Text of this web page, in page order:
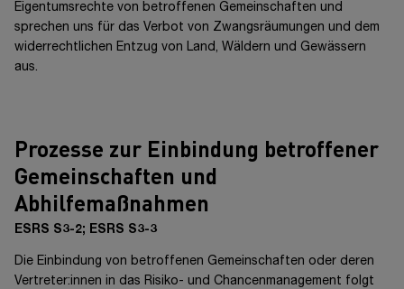
Eigentumsrechte von betroffenen Gemeinschaften und
sprechen uns für das Verbot von Zwangsräumungen und dem
widerrechtlichen Entzug von Land, Wäldern und Gewässern
aus.
Prozesse zur Einbindung betroffener
Gemeinschaften und
Abhilfemaßnahmen
ESRS S3-2; ESRS S3-3
Die Einbindung von betroffenen Gemeinschaften oder deren
Vertreter:innen in das Risiko- und Chancenmanagement folgt